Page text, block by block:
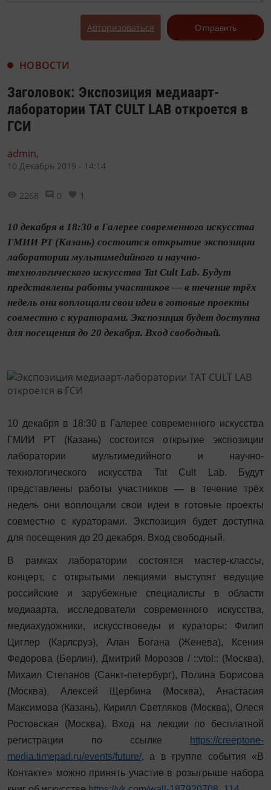
Авторизоваться Отправить
НОВОСТИ
Заголовок: Экспозиция медиаарт-
лаборатории TAT CULT LAB откроется в
ГСИ
admin,
10 Декабрь 2019 - 14:14
2268 0 1
10 декабря в 18:30 в Галерее современного искусства
ГМИИ РТ (Казань) состоится открытие экспозиции
лаборатории мультимедийного и научно-
технологического искусства Tat Cult Lab. Будут
представлены работы участников — в течение трёх
недель они воплощали свои идеи в готовые проекты
совместно с кураторами. Экспозиция будет доступна
для посещения до 20 декабря. Вход свободный.
10 декабря в 18:30 в Галерее современного искусства
ГМИИ РТ (Казань) состоится открытие экспозиции
лаборатории мультимедийного и научно-
технологического искусства Tat Cult Lab. Будут
представлены работы участников — в течение трёх
недель они воплощали свои идеи в готовые проекты
совместно с кураторами. Экспозиция будет доступна
для посещения до 20 декабря. Вход свободный.
В рамках лаборатории состоятся мастер-классы,
концерт, с открытыми лекциями выступят ведущие
российские и зарубежные специалисты в области
медиаарта, исследователи современного искусства,
медиахудожники, искусствоведы и кураторы: Филип
Циглер (Карлсруэ), Алан Богана (Женева), Ксения
Федорова (Берлин), Дмитрий Морозов / ::vtol:: (Москва),
Михаил Степанов (Санкт-петербург), Полина Борисова
(Москва), Алексей Щербина (Москва), Анастасия
Максимова (Казань), Кирилл Светляков (Москва), Олеся
Ростовская (Москва). Вход на лекции по бесплатной
регистрации по ссылке
https://creeptone-
media.timepad.ru/events/future/, а в группе события «В
Контакте» можно принять участие в розыгрыше набора